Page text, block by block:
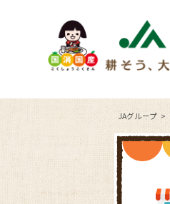
JAグループ